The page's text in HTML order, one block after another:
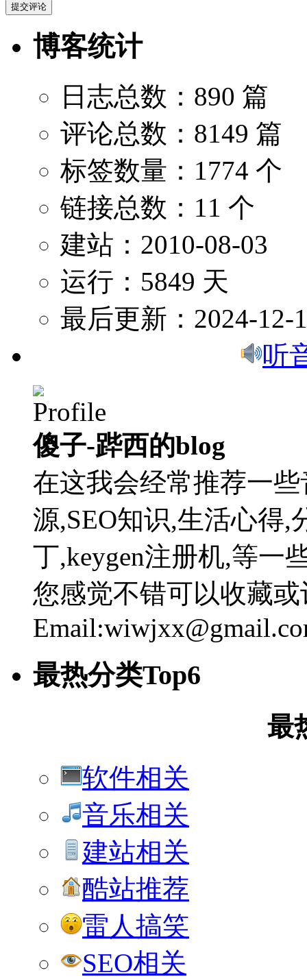
博客统计
日志总数：890 篇
评论总数：8149 篇
标签数量：1774 个
链接总数：11 个
建站：2010-08-03
运行：5849 天
最后更新：2024-12-
听
傻子-跸西的blog
在这我会经常推荐一
源,SEO知识,生活心得,
丁,keygen注册机,等一
您感觉不错可以收藏
最热分类Top6
最
软件相关
音乐相关
建站相关
酷站推荐
雷人搞笑
SEO相关